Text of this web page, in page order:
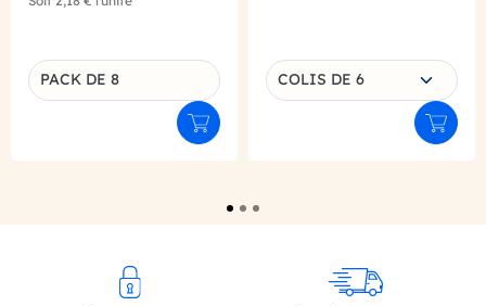
Déclinaison du produit
PACK DE 8
Ajouter au panier
Choisissez une déclinaison
COLIS DE 6